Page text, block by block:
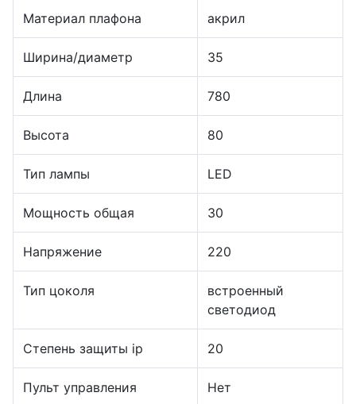
Материал плафона акрил
Ширина/диаметр 35
Длина 780
Высота 80
Тип лампы LED
Мощность общая 30
Напряжение 220
Тип цоколя
встроенный
светодиод
Степень защиты ip 20
Пульт управления Нет